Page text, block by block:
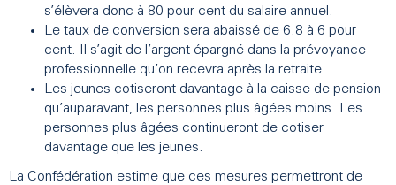
s’élèvera donc à 80 pour cent du salaire annuel.
Le taux de conversion sera abaissé de 6.8 à 6 pour
cent. Il s’agit de l’argent épargné dans la prévoyance
professionnelle qu’on recevra après la retraite.
Les jeunes cotiseront davantage à la caisse de pension
qu’auparavant, les personnes plus âgées moins. Les
personnes plus âgées continueront de cotiser
davantage que les jeunes.
La Confédération estime que ces mesures permettront de